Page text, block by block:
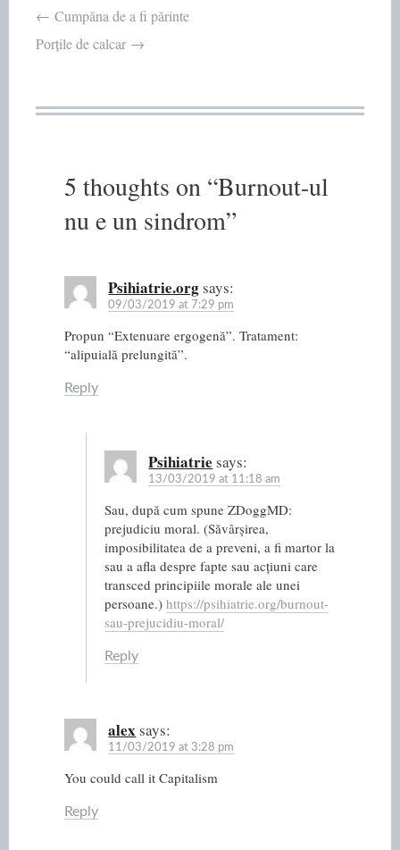
Post
← Cumpăna de a fi părinte
Porțile de calcar →
5 thoughts on “Burnout-ul
nu e un sindrom”
Psihiatrie.orgsays:
09/03/2019 at 7:29 pm
Propun “Extenuare ergogenă”. Tratament:
“alipuială prelungită”.
Reply
Psihiatrie says:
13/03/2019 at 11:18 am
Sau, după cum spune ZDoggMD:
prejudiciu moral. (Săvârșirea,
imposibilitatea de a preveni, a fi martor la
sau a afla despre fapte sau acțiuni care
transced principiile morale ale unei
persoane.) https://psihiatrie.org/burnout-
sau-prejucidiu-moral/
Reply
alexsays:
11/03/2019 at 3:28 pm
You could call it Capitalism
Reply